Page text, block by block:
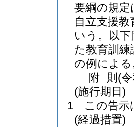
要綱の規
自立支援
いう。以下
た教育訓
の例による
附 則 (
(施行期日)
1
この告示
(経過措置)